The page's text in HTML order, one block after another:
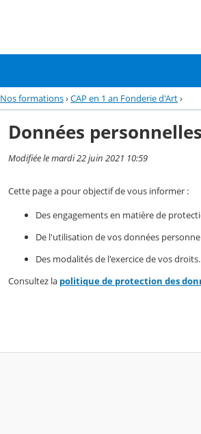
Nos formations›CAP en 1 an Fonderie d'Art›
Données personnelles
Modifiée le mardi 22 juin 2021 10:59
Cette page a pour objectif de vous informer :
Des engagements en matière de
De l'utilisation de vos données
Des modalités de l'exercice de vos droits.
Consultez la politique de protection des